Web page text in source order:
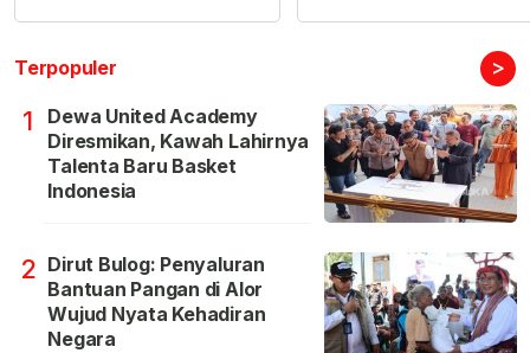
Terpopuler >
1
Dewa United Academy
Diresmikan, Kawah Lahirnya
Talenta Baru Basket
Indonesia
2 Dirut Bulog: Penyaluran
Bantuan Pangan di Alor
Wujud Nyata Kehadiran
Negara